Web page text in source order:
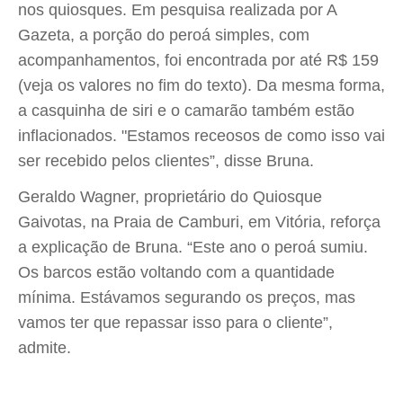
nos quiosques. Em pesquisa realizada por A
Gazeta, a porção do peroá simples, com
acompanhamentos, foi encontrada por até R$ 159
(veja os valores no fim do texto). Da mesma forma,
a casquinha de siri e o camarão também estão
inflacionados. "Estamos receosos de como isso vai
ser recebido pelos clientes”, disse Bruna.
Geraldo Wagner, proprietário do Quiosque
Gaivotas, na Praia de Camburi, em Vitória, reforça
a explicação de Bruna. “Este ano o peroá sumiu.
Os barcos estão voltando com a quantidade
mínima. Estávamos segurando os preços, mas
vamos ter que repassar isso para o cliente”,
admite.